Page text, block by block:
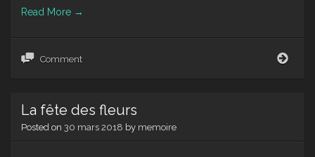
Read More →
Comment
La fête des fleurs
Posted on 30 mars 2018 by memoire